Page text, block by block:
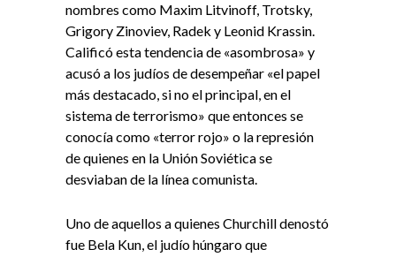
nombres como Maxim Litvinoff, Trotsky,
Grigory Zinoviev, Radek y Leonid Krassin.
Calificó esta tendencia de «asombrosa» y
acusó a los judíos de desempeñar «el papel
más destacado, si no el principal, en el
sistema de terrorismo» que entonces se
conocía como «terror rojo» o la represión
de quienes en la Unión Soviética se
desviaban de la línea comunista.
Uno de aquellos a quienes Churchill denostó
fue Bela Kun, el judío húngaro que